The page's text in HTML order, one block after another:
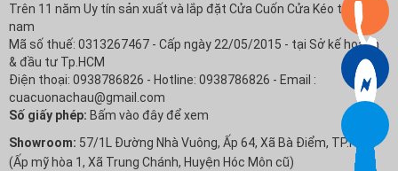
Trên 11 năm Uy tín sản xuất và lắp đặt Cửa Cuốn Cửa Kéo tại Việt
nam
Mã số thuế: 0313267467 - Cấp ngày 22/05/2015 - tại Sở kế hoạch
& đầu tư Tp.HCM
Điện thoại: 0938786826 - Hotline: 0938786826 - Email :
cuacuonachau@gmail.com
Số giấy phép: Bấm vào đây để xem
Showroom: 57/1L Đường Nhà Vuông, Ấp 64, Xã Bà Điểm, TP.HCM
(Ấp mỹ hòa 1, Xã Trung Chánh, Huyện Hóc Môn cũ)